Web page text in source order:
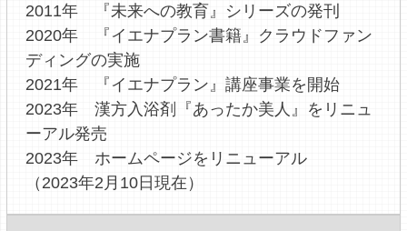
2011年 『未来への教育』シリーズの発刊
2020年 『イエナプラン書籍』クラウドファン
ディングの実施
2021年 『イエナプラン』講座事業を開始
2023年 漢方入浴剤『あったか美人』をリニュ
ーアル発売
2023年 ホームページをリニューアル
（2023年2月10日現在）